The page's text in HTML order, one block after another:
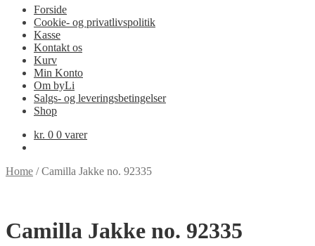
Forside
Cookie- og privatlivspolitik
Kasse
Kontakt os
Kurv
Min Konto
Om byLi
Salgs- og leveringsbetingelser
Shop
kr. 0 0 varer
Home /Camilla Jakke no. 92335
Camilla Jakke no. 92335